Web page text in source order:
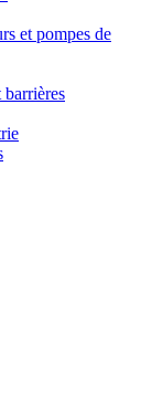
et pompes de